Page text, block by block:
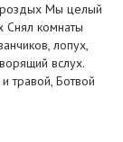
роздых Мы целый
Снял комнаты
лопух,
вслух.
травой, Ботвой